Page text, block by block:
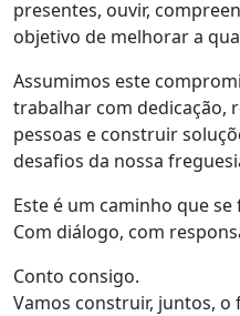
presentes, ouvir,
objetivo de melhorar a
Assumimos este
trabalhar com dedicação,
pessoas e construir
desafios da nossa
Este é um caminho que
Com diálogo, com
Conto consigo.
Vamos construir, juntos,